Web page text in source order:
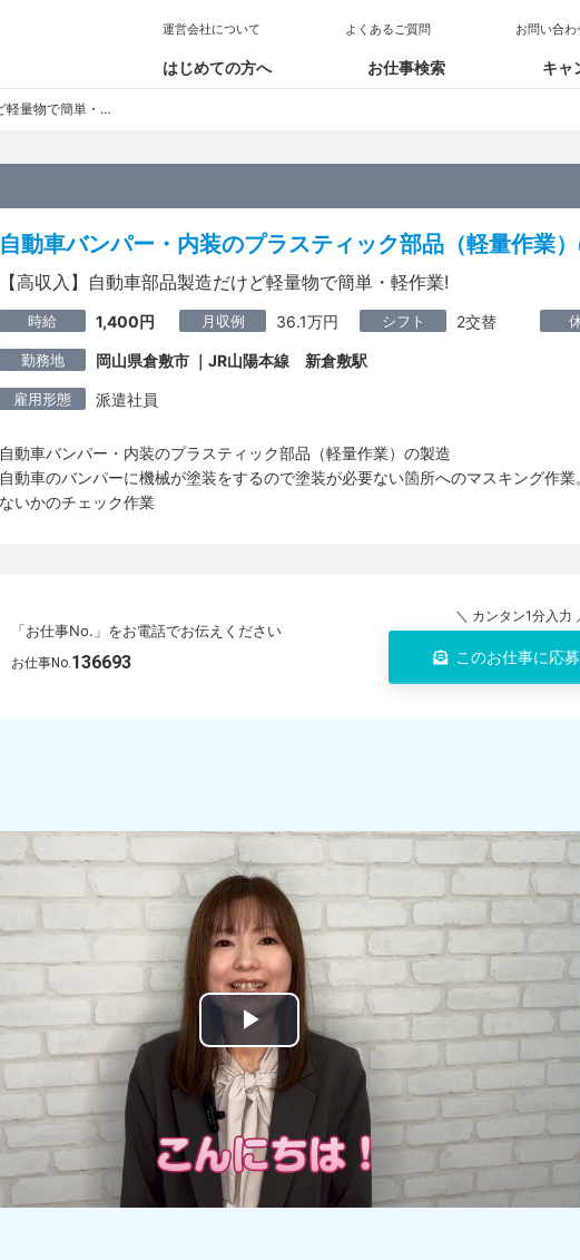
はじめての方へ お仕事検索 キャ
運営会社について よくあるご質問 お問い合わ
で簡単・軽作業!
自動車バンパー・内装のプラスティック部品（軽量作業
【高収入】自動車部品製造だけど軽量物で簡単・軽作業!
時給 1,400円 月収例 36.1万円 シフト 2交替
勤務地 岡山県倉敷市 ｜JR山陽本線 新倉敷駅
雇用形態 派遣社員
自動車バンパー・内装のプラスティック部品（軽量作業）の製造
自動車のバンパーに機械が塗装をするので塗装が必要ない箇所へのマスキング作
ないかのチェック作業
「お仕事No.」をお電話でお伝えください
お仕事No. 136693
＼ カンタン1分入力
このお仕事に応